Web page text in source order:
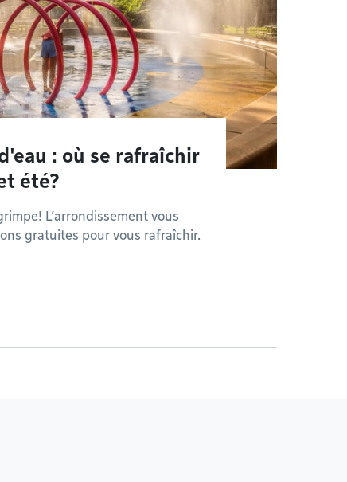
: où se rafraîchir
été?
L’arrondissement vous
gratuites pour vous rafraîchir.